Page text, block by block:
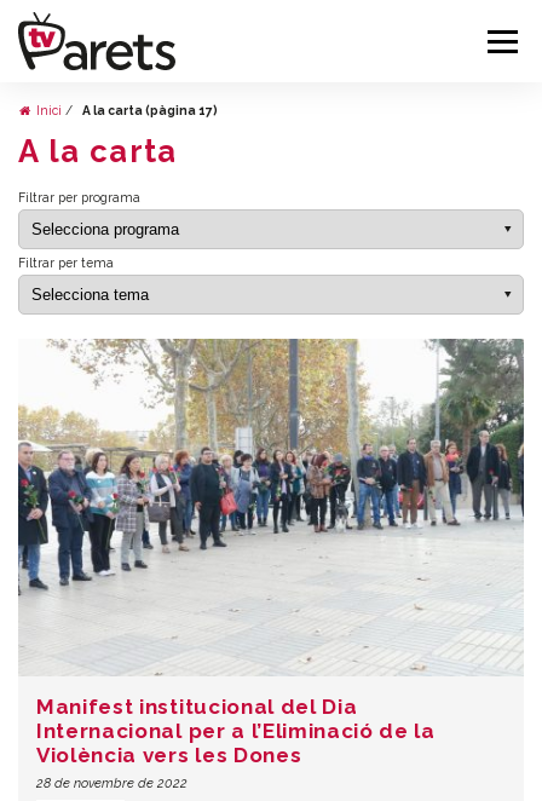
Inici A la carta (pàgina 17)
A la carta
Filtrar per programa
Filtrar per tema
Manifest institucional del Dia
Internacional per a l’Eliminació de la
Violència vers les Dones
28 de novembre de 2022